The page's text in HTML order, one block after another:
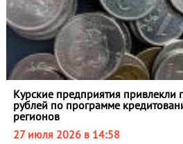
Курские предприятия привлекли
рублей по программе
регионов
27 июля 2026 в 14:58